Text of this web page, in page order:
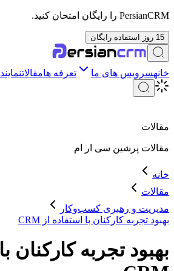
PersianCRM را رایگان امتحان کنید.
15 روز استفاده رایگان
خانهسرویس های ما تعرفه هامقالات
مقالات
مقالات پرشین سی ار ام
خانه
مقالات
مدیریت و رهبری کسب‌وکار
بهبود تجربه کارکنان با استفاده از CRM
بهبود تجربه کارکنان